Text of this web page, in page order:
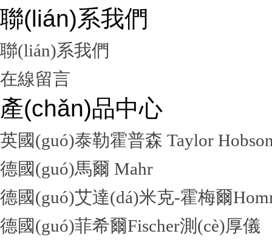
聯(lián)系我們
聯(lián)系我們
在線留言
產(chǎn)品中心
英國(guó)泰勒霍普森 Taylor
德國(guó)馬爾 Mahr
德國(guó)艾達(dá)米克-霍梅爾
德國(guó)菲希爾Fischer測(cè)厚儀